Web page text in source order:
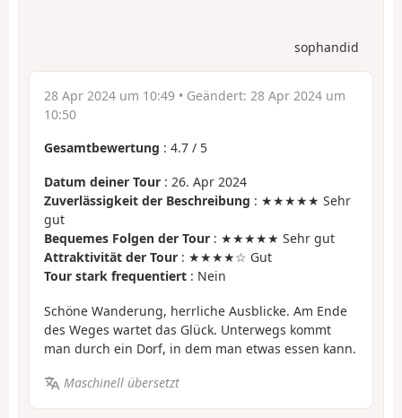
sophandid
28 Apr 2024 um 10:49 • Geändert: 28 Apr 2024 um
10:50
Gesamtbewertung : 4.7 / 5
Datum deiner Tour : 26. Apr 2024
Zuverlässigkeit der Beschreibung : ★★★★★ Sehr
gut
Bequemes Folgen der Tour : ★★★★★ Sehr gut
Attraktivität der Tour : ★★★★☆ Gut
Tour stark frequentiert : Nein
Schöne Wanderung, herrliche Ausblicke. Am Ende
des Weges wartet das Glück. Unterwegs kommt
man durch ein Dorf, in dem man etwas essen kann.
Maschinell übersetzt